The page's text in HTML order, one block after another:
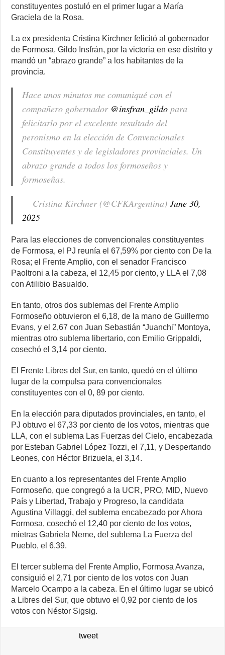
constituyentes postuló en el primer lugar a María
Graciela de la Rosa.
La ex presidenta Cristina Kirchner felicitó al gobernador
de Formosa, Gildo Insfrán, por la victoria en ese distrito y
mandó un “abrazo grande” a los habitantes de la
provincia.
Hace unos minutos me comuniqué con el
compañero gobernador @insfran_gildo para
felicitarlo por el excelente resultado del
peronismo en la elección de Convencionales
Constituyentes y de legisladores provinciales. Un
abrazo grande a todos los formoseños y
formoseñas.
— Cristina Kirchner (@CFKArgentina)June 30,
2025
Para las elecciones de convencionales constituyentes
de Formosa, el PJ reunía el 67,59% por ciento con De la
Rosa; el Frente Amplio, con el senador Francisco
Paoltroni a la cabeza, el 12,45 por ciento, y LLA el 7,08
con Atilibio Basualdo.
En tanto, otros dos sublemas del Frente Amplio
Formoseño obtuvieron el 6,18, de la mano de Guillermo
Evans, y el 2,67 con Juan Sebastián “Juanchi” Montoya,
mientras otro sublema libertario, con Emilio Grippaldi,
cosechó el 3,14 por ciento.
El Frente Libres del Sur, en tanto, quedó en el último
lugar de la compulsa para convencionales
constituyentes con el 0, 89 por ciento.
En la elección para diputados provinciales, en tanto, el
PJ obtuvo el 67,33 por ciento de los votos, mientras que
LLA, con el sublema Las Fuerzas del Cielo, encabezada
por Esteban Gabriel López Tozzi, el 7,11, y Despertando
Leones, con Héctor Brizuela, el 3,14.
En cuanto a los representantes del Frente Amplio
Formoseño, que congregó a la UCR, PRO, MID, Nuevo
País y Libertad, Trabajo y Progreso, la candidata
Agustina Villaggi, del sublema encabezado por Ahora
Formosa, cosechó el 12,40 por ciento de los votos,
mietras Gabriela Neme, del sublema La Fuerza del
Pueblo, el 6,39.
El tercer sublema del Frente Amplio, Formosa Avanza,
consiguió el 2,71 por ciento de los votos con Juan
Marcelo Ocampo a la cabeza. En el último lugar se ubicó
a Libres del Sur, que obtuvo el 0,92 por ciento de los
votos con Néstor Sigsig.
tweet